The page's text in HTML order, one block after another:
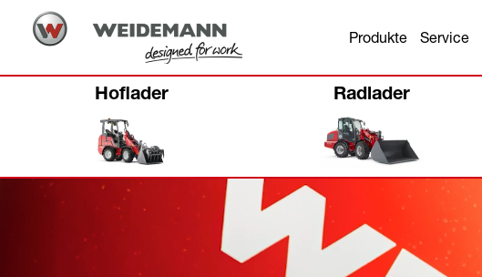
Produkte Service
Hoflader Radlader